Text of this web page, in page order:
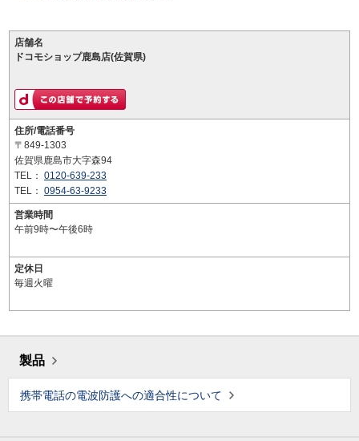
店舗名
ドコモショップ鹿島店(佐賀県)
住所/電話番号
〒849-1303
佐賀県鹿島市大字森94
TEL： 0120-639-233
TEL： 0954-63-9233
営業時間
午前9時〜午後6時
定休日
毎週火曜
製品
携帯電話の電波防護への適合性について